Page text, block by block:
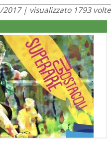
| visualizzato 1793 volte